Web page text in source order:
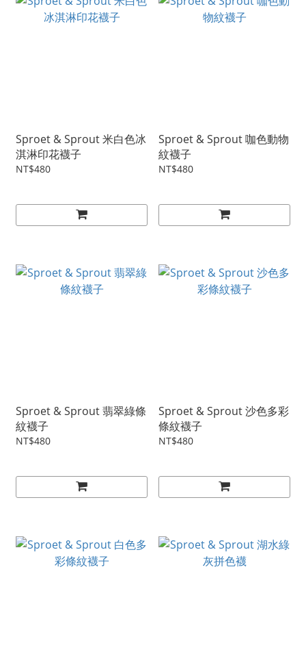
Sproet & Sprout 米白色冰
淇淋印花襪子
NT$480
Sproet & Sprout 咖色動物
紋襪子
NT$480
Sproet & Sprout 翡翠綠條
紋襪子
NT$480
Sproet & Sprout 沙色多彩
條紋襪子
NT$480